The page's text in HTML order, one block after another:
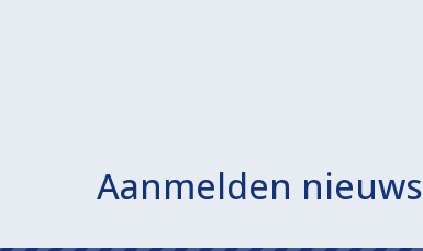
Aanmelden